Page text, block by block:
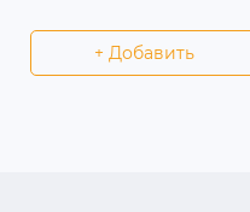
+ Добавить